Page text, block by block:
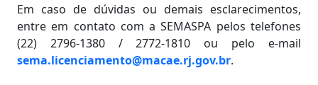
Em caso de dúvidas ou demais esclarecimentos,
entre em contato com a SEMASPA pelos telefones
(22) 2796-1380 / 2772-1810 ou pelo e-mail
sema.licenciamento@macae.rj.gov.br.